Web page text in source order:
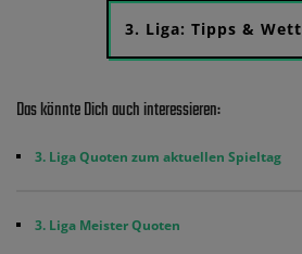
3. Liga: Tipps &
Das könnte Dich auch interessieren:
3. Liga Quoten zum aktuellen Spieltag
3. Liga Meister Quoten